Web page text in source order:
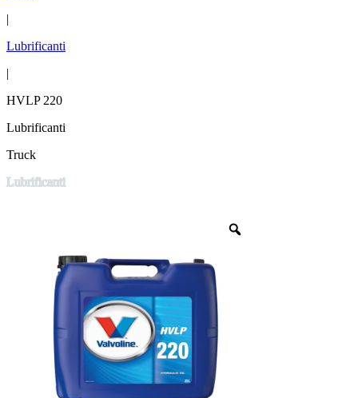
|
Lubrificanti
|
HVLP 220
Lubrificanti
Truck
Lubrificanti